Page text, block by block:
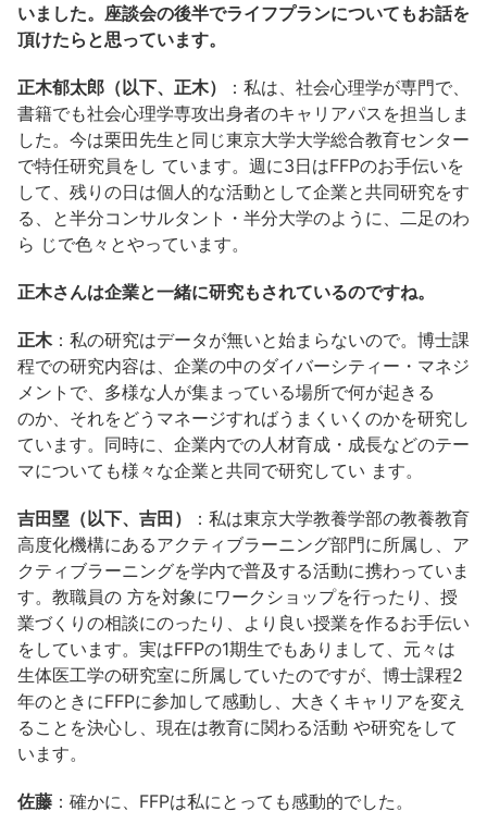
いました。座談会の後半でライフプランについてもお話を
頂けたらと思っています。
正木郁太郎（以下、正木）
：私は、社会心理学が専門で、
書籍でも社会心理学専攻出身者のキャリアパスを担当しま
した。今は栗田先生と同じ東京大学大学総合教育センター
で特任研究員をし ています。週に3日はFFPのお手伝いを
して、残りの日は個人的な活動として企業と共同研究をす
る、と半分コンサルタント・半分大学のように、二足のわ
ら じで色々とやっています。
正木さんは企業と一緒に研究もされているのですね。
正木：私の研究はデータが無いと始まらないので。博士課
程での研究内容は、企業の中のダイバーシティー・マネジ
メントで、多様な人が集まっている場所で何が起きる
のか、それをどうマネージすればうまくいくのかを研究し
ています。同時に、企業内での人材育成・成長などのテー
マについても様々な企業と共同で研究してい ます。
吉田塁（以下、吉田）
：私は東京大学教養学部の教養教育
高度化機構にあるアクティブラーニング部門に所属し、ア
クティブラーニングを学内で普及する活動に携わっていま
す。教職員の 方を対象にワークショップを行ったり、授
業づくりの相談にのったり、より良い授業を作るお手伝い
をしています。実はFFPの1期生でもありまして、元々は
生体医工学の研究室に所属していたのですが、博士課程2
年のときにFFPに参加して感動し、大きくキャリアを変え
ることを決心し、現在は教育に関わる活動 や研究をして
います。
佐藤 ：確かに、FFPは私にとっても感動的でした。